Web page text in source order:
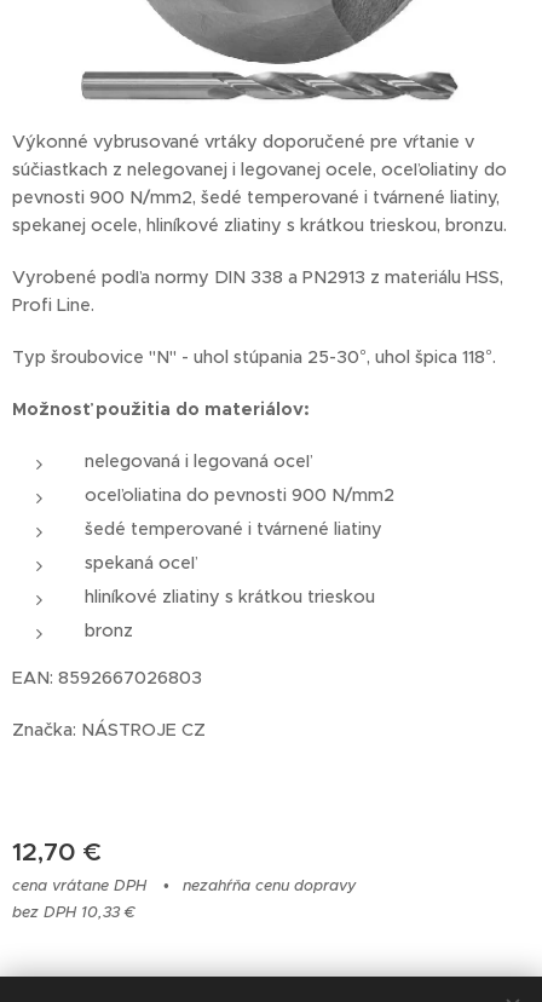
Výkonné vybrusované vrtáky doporučené pre vŕtanie v
súčiastkach z nelegovanej i legovanej ocele, oceľoliatiny do
pevnosti 900 N/mm2, šedé temperované i tvárnené liatiny,
spekanej ocele, hliníkové zliatiny s krátkou trieskou, bronzu.
Vyrobené podľa normy DIN 338 a PN2913 z materiálu HSS,
Profi Line.
Typ šroubovice "N" - uhol stúpania 25-30°, uhol špica 118°.
Možnosťpoužitia do materiálov:
nelegovaná i legovaná oceľ
oceľoliatina do pevnosti 900 N/mm2
šedé temperované i tvárnené liatiny
spekaná oceľ
hliníkové zliatiny s krátkou trieskou
bronz
EAN: 8592667026803
Značka: NÁSTROJE CZ
12,70 €
cena vrátane DPH
nezahŕňa cenu dopravy
bez DPH 10,33 €